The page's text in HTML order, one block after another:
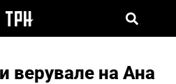
верувале на Ана